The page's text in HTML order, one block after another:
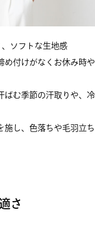
ソフトな生地感
付けがなくお休み時や
む季節の汗取りや、冷
し、色落ちや毛羽立ち
さ